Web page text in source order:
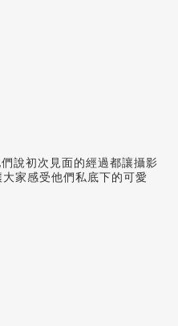
說初次見面的經過都讓攝影
家感受他們私底下的可愛